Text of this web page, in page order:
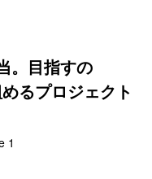
。目指すの
るプロジェクト